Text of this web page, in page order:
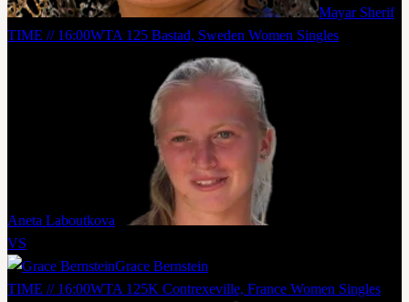
Mayar Sherif
TIME // 16:00WTA 125 Bastad, Sweden Women Singles
Aneta Laboutkova
VS
Grace Bernstein
TIME // 16:00WTA 125K Contrexeville, France Women Singles